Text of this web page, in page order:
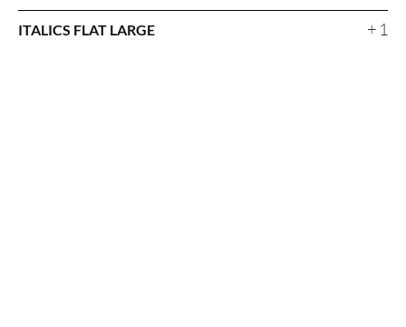
ITALICS FLAT LARGE + 1